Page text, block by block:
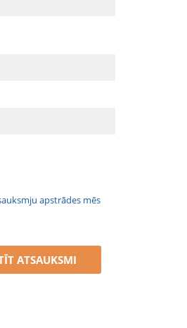
apstrādes mēs
ATSAUKSMI